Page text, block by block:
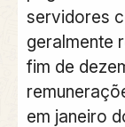
servidores
geralmente
fim de
em janeiro